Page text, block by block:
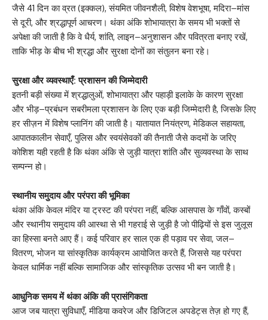
जैसे 41 दिन का व्रत (इक्कल), संयमित जीवनशैली, विशेष वेशभूषा, मदिरा–मांस
से दूरी, और श्रद्धापूर्ण आचरण। थंका अंकि शोभायात्रा के समय भी भक्तों से
अपेक्षा की जाती है कि वे धैर्य, शांति, लाइन–अनुशासन और पवित्रता बनाए रखें,
ताकि भीड़ के बीच भी श्रद्धा और सुरक्षा दोनों का संतुलन बना रहे।
सुरक्षा और व्यवस्थाएँ: प्रशासन की जिम्मेदारी
इतनी बड़ी संख्या में श्रद्धालुओं, शोभायात्रा और पहाड़ी इलाके के कारण सुरक्षा
और भीड़–प्रबंधन सबरीमला प्रशासन के लिए एक बड़ी जिम्मेदारी है, जिसके लिए
हर सीज़न में विशेष प्लानिंग की जाती है। यातायात नियंत्रण, मेडिकल सहायता,
आपातकालीन सेवाएँ, पुलिस और स्वयंसेवकों की तैनाती जैसे कदमों के जरिए
कोशिश यही रहती है कि थंका अंकि से जुड़ी यात्रा शांति और सुव्यवस्था के साथ
सम्पन्न हो।
स्थानीय समुदाय और परंपरा की भूमिका
थंका अंकि केवल मंदिर या ट्रस्ट की परंपरा नहीं, बल्कि आसपास के गाँवों, कस्बों
और स्थानीय समुदाय की आस्था से भी गहराई से जुड़ी है जो पीढ़ियों से इस जुलूस
का हिस्सा बनते आए हैं। कई परिवार हर साल एक ही पड़ाव पर सेवा, जल–
वितरण, भोजन या सांस्कृतिक कार्यक्रम आयोजित करते हैं, जिससे यह परंपरा
केवल धार्मिक नहीं बल्कि सामाजिक और सांस्कृतिक उत्सव भी बन जाती है।
आधुनिक समय में थंका अंकि की प्रासंगिकता
आज जब यात्रा सुविधाएँ, मीडिया कवरेज और डिजिटल अपडेट्स तेज़ हो गए हैं,